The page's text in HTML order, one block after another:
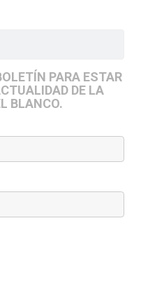
PARA ESTAR
DE LA
BLANCO.